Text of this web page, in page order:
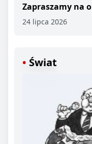
Zapraszamy na
24 lipca 2026
Świat